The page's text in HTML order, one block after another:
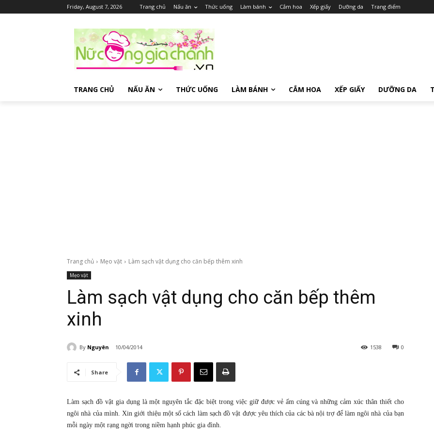
Friday, August 7, 2026 Trang chủ Nấu ăn Thức uống Làm bánh Cắm hoa Xếp giấy Dưỡng da Trang điểm
TRANG CHỦ NẤU ĂN THỨC UỐNG LÀM BÁNH CẮM HOA XẾP GIẤY DƯỠNG DA
Trang chủ Mẹo vặt Làm sạch vật dụng cho căn bếp thêm xinh
Mẹo vặt
Làm sạch vật dụng cho căn bếp thêm
xinh
By Nguyên 10/04/2014 0
1538
Share
Làm sạch đồ vật gia dụng là một nguyên tắc đặc biệt trong việc giữ được vẻ ấm cúng và những cảm xúc thân thiết cho
ngôi nhà của mình. Xin giới thiệu một số cách làm sạch đồ vật được yêu thích của các bà nội trợ để làm ngôi nhà của bạn
mỗi ngày một rạng ngời trong niềm hạnh phúc gia đình.